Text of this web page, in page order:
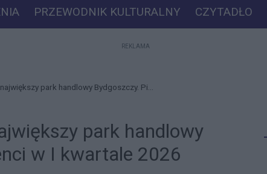
PRZEWODNIK KULTURALNY CZYTADŁO
REKLAMA
park handlowy Bydgoszczy. Pi...
park handlowy
w I kwartale 2026